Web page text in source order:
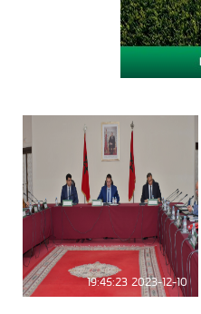
2023-12-10 19:45:23